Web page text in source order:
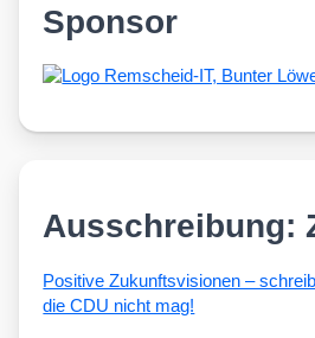
Sponsor
Ausschreibung:
Posi­ti­ve Zukunfts­vi­sio­nen –
die CDU nicht mag!